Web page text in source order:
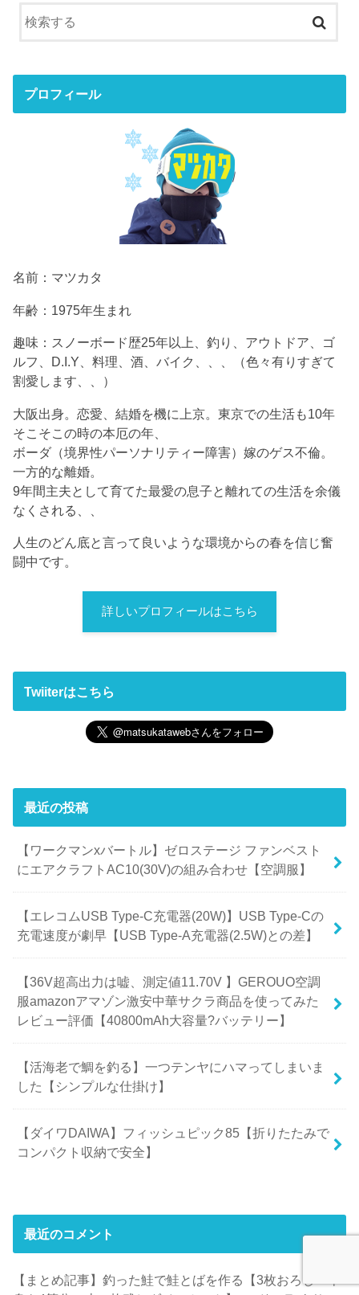
プロフィール
名前：マツカタ
年齢：1975年生まれ
趣味：スノーボード歴25年以上、釣り、アウトドア、ゴ
ルフ、D.I.Y、料理、酒、バイク、、、（色々有りすぎて
割愛します、、）
大阪出身。恋愛、結婚を機に上京。東京での生活も10年
そこそこの時の本厄の年、
ボーダ（境界性パーソナリティー障害）嫁のゲス不倫。
一方的な離婚。
9年間主夫として育てた最愛の息子と離れての生活を余儀
なくされる、、
人生のどん底と言って良いような環境からの春を信じ奮
闘中です。
詳しいプロフィールはこちら
Twiiterはこちら
最近の投稿
【ワークマンxバートル】ゼロステージ ファンベスト
にエアクラフトAC10(30V)の組み合わせ【空調服】
【エレコムUSB Type-C充電器(20W)】USB Type-Cの
充電速度が劇早【USB Type-A充電器(2.5W)との差】
【36V超高出力は嘘、測定値11.70V 】GEROUO空調
服amazonアマゾン激安中華サクラ商品を使ってみた
レビュー評価【40800mAh大容量?バッテリー】
【活海老で鯛を釣る】一つテンヤにハマってしまいま
した【シンプルな仕掛け】
【ダイワDAIWA】フィッシュピック85【折りたたみで
コンパクト収納で安全】
最近のコメント
【まとめ記事】釣った鮭で鮭とばを作る【3枚おろし・半